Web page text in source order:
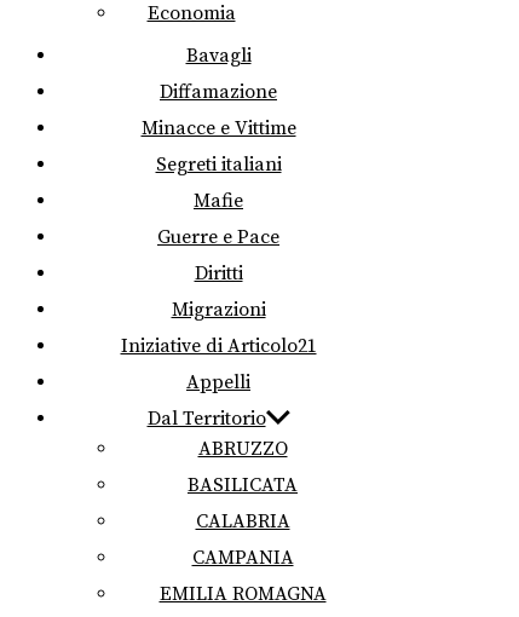
Economia
Bavagli
Diffamazione
Minacce e Vittime
Segreti italiani
Mafie
Guerre e Pace
Diritti
Migrazioni
Iniziative di Articolo21
Appelli
Dal Territorio
ABRUZZO
BASILICATA
CALABRIA
CAMPANIA
EMILIA ROMAGNA